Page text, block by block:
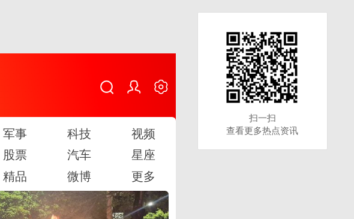
军事 科技
视频
股票 汽车
星座
精品 微博 更多
扫一扫
查看更多热点资讯
扫一扫
查看更多热点资讯